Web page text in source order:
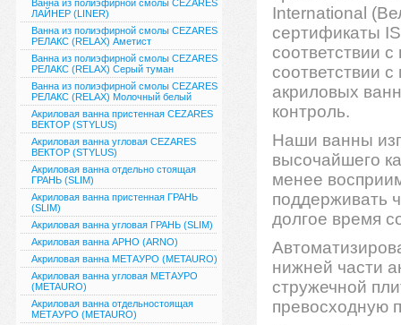
Ванна из полиэфирной смолы CEZARES
ЛАЙНЕР (LINER)
Ванна из полиэфирной смолы CEZARES
РЕЛАКС (RELAX) Аметист
Ванна из полиэфирной смолы CEZARES
РЕЛАКС (RELAX) Серый туман
Ванна из полиэфирной смолы CEZARES
РЕЛАКС (RELAX) Молочный белый
Акриловая ванна пристенная CEZARES
ВЕКТОР (STYLUS)
Акриловая ванна угловая CEZARES
ВЕКТОР (STYLUS)
Акриловая ванна отдельно стоящая
ГРАНЬ (SLIM)
Акриловая ванна пристенная ГРАНЬ
(SLIM)
Акриловая ванна угловая ГРАНЬ (SLIM)
Акриловая ванна АРНО (ARNO)
Акриловая ванна МЕТАУРО (METAURO)
Акриловая ванна угловая МЕТАУРО
(METAURO)
Акриловая ванна отдельностоящая
МЕТАУРО (METAURO)
International
сертификаты
соответствии
соответствии
акриловых
контроль.
Наши ванны
высочайшего
менее
поддерживать
долгое время
нижней части
стружечной
превосходную